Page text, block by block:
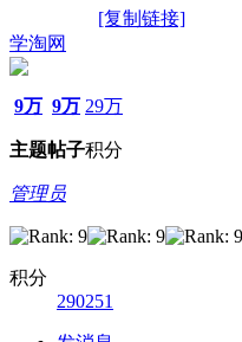
[复制链接]
学淘网
9万
主题
9万
帖子
29万
积分
管理员
积分
290251